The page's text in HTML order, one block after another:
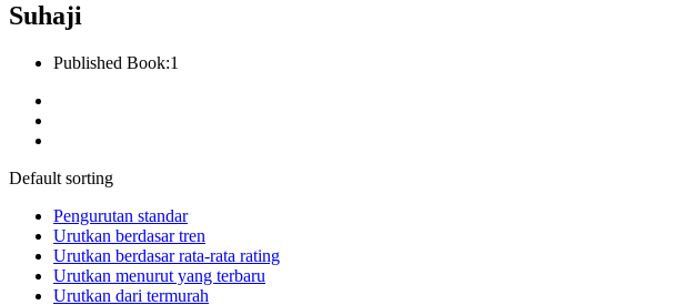
Suhaji
Published Book:1
Default sorting
Pengurutan standar
Urutkan berdasar tren
Urutkan berdasar rata-rata rating
Urutkan menurut yang terbaru
Urutkan dari termurah